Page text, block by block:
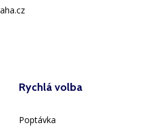
Rychlá volba
Poptávka